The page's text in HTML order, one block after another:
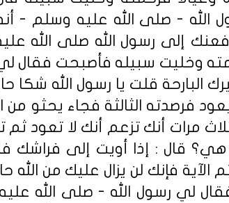
الله - صلى الله عليه وسلم -
إلى رسول الله صلى الله
وخليت سبيله فأصبحت فقال
البارحة قلت يا رسول الله شكا
فرصدته الثالثة فجاء يحثو
ثلاث مرات أنك تزعم أنك لا
هي؟ قال : إذا أويت إلى فراشك
الآية فإنك لن يزال عليك من
لي رسول الله - صلى الله